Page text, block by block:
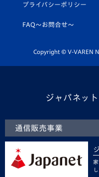
平和祈念活動
ホームタウン活動
スクール
公式LINE＠
プライバシーポリシー
FAQ〜お問合せ〜
Copyright © V-VAREN
ジャパネッ
通信販売事業